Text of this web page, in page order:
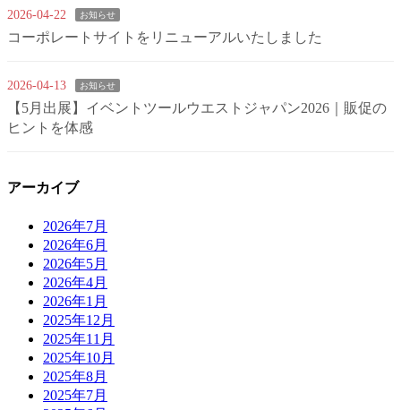
2026-04-22 お知らせ
コーポレートサイトをリニューアルいたしました
2026-04-13 お知らせ
【5⽉出展】イベントツールウエストジャパン2026｜販促の
ヒントを体感
アーカイブ
2026年7月
2026年6月
2026年5月
2026年4月
2026年1月
2025年12月
2025年11月
2025年10月
2025年8月
2025年7月